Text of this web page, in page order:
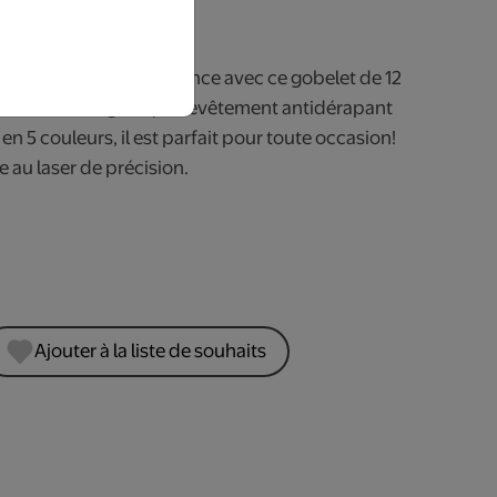
en toute élégance avec ce gobelet de 12
son magnifique revêtement antidérapant
5 couleurs, il est parfait pour toute occasion!
au laser de précision.
Ajouter à la liste de souhaits